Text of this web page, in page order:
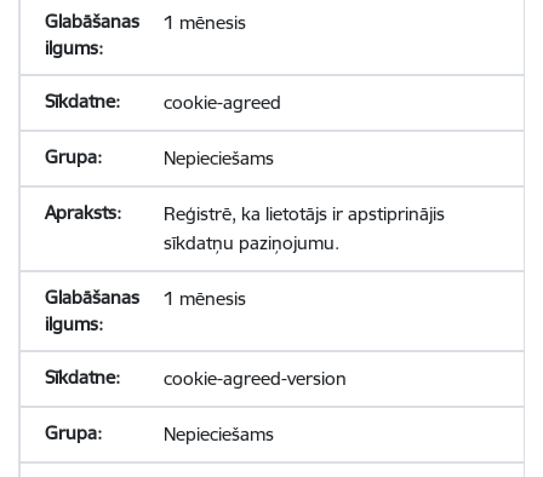
1 mēnesis
cookie-agreed
Nepieciešams
Reģistrē, ka lietotājs ir apstiprinājis
sīkdatņu paziņojumu.
1 mēnesis
cookie-agreed-version
Nepieciešams